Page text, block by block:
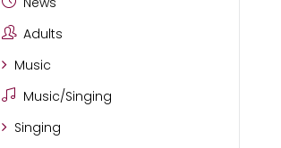
Adults
Music
Music/Singing
Singing